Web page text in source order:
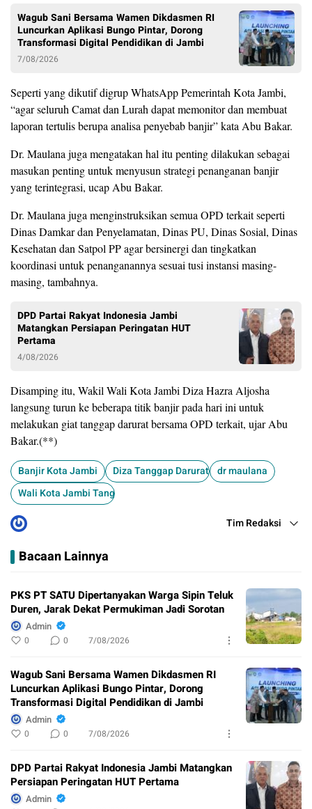
Wagub Sani Bersama Wamen Dikdasmen RI
Luncurkan Aplikasi Bungo Pintar, Dorong
Transformasi Digital Pendidikan di Jambi
7/08/2026
Seperti yang dikutif digrup WhatsApp Pemerintah Kota Jambi,
“agar seluruh Camat dan Lurah dapat memonitor dan membuat
laporan tertulis berupa analisa penyebab banjir” kata Abu Bakar.
Dr. Maulana juga mengatakan hal itu penting dilakukan sebagai
masukan penting untuk menyusun strategi penanganan banjir
yang terintegrasi, ucap Abu Bakar.
Dr. Maulana juga menginstruksikan semua OPD terkait seperti
Dinas Damkar dan Penyelamatan, Dinas PU, Dinas Sosial, Dinas
Kesehatan dan Satpol PP agar bersinergi dan tingkatkan
koordinasi untuk penanganannya sesuai tusi instansi masing-
masing, tambahnya.
DPD Partai Rakyat Indonesia Jambi
Matangkan Persiapan Peringatan HUT
Pertama
4/08/2026
Disamping itu, Wakil Wali Kota Jambi Diza Hazra Aljosha
langsung turun ke beberapa titik banjir pada hari ini untuk
melakukan giat tanggap darurat bersama OPD terkait, ujar Abu
Bakar.(**)
Banjir Kota Jambi Diza Tanggap Darurat dr maulana
Wali Kota Jambi Tanggap Banjir Kota
Tim Redaksi
Bacaan Lainnya
PKS PT SATU Dipertanyakan Warga Sipin Teluk
Duren, Jarak Dekat Permukiman Jadi Sorotan
Admin
0 0 7/08/2026
Wagub Sani Bersama Wamen Dikdasmen RI
Luncurkan Aplikasi Bungo Pintar, Dorong
Transformasi Digital Pendidikan di Jambi
Admin
0 0 7/08/2026
DPD Partai Rakyat Indonesia Jambi Matangkan
Persiapan Peringatan HUT Pertama
Admin